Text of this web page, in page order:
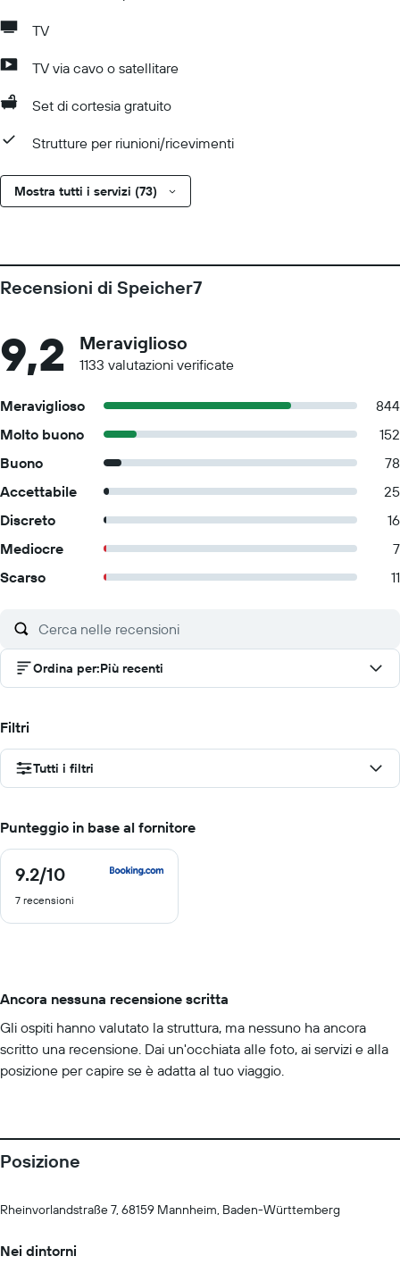
TV
TV via cavo o satellitare
Set di cortesia gratuito
Strutture per riunioni/ricevimenti
Mostra tutti i servizi (73)
Recensioni di Speicher7
9,2 Meraviglioso
1133 valutazioni verificate
Meraviglioso
844
Molto buono
152
Buono
78
Accettabile
25
Discreto
16
Mediocre
7
Scarso
11
Ordina per:Più recenti
Filtri
Tutti i filtri
Punteggio in base al fornitore
9.2/10
9.2
10
7 recensioni
Ancora nessuna recensione scritta
Gli ospiti hanno valutato la struttura, ma nessuno ha ancora
scritto una recensione. Dai un'occhiata alle foto, ai servizi e alla
posizione per capire se è adatta al tuo viaggio.
Posizione
Rheinvorlandstraße 7, 68159 Mannheim, Baden-Württemberg
Nei dintorni